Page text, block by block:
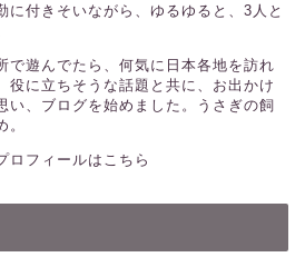
に付きそいながら、ゆるゆると、3人と
で遊んでたら、何気に日本各地を訪れ
役に立ちそうな話題と共に、お出かけ
い、ブログを始めました。うさぎの飼
ロフィールはこちら